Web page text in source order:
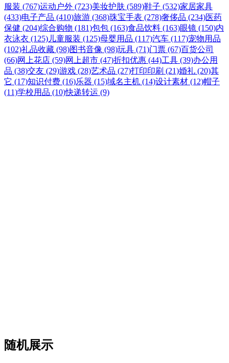
服装 (767)运动户外 (723)美妆护肤 (589)鞋子 (532)家居家具
(433)电子产品 (410)旅游 (368)珠宝手表 (278)奢侈品 (234)医药
保健 (204)综合购物 (181)包包 (163)食品饮料 (163)眼镜 (150)内
衣泳衣 (125) 儿童服装 (125)母婴用品 (117)汽车 (117)宠物用品
(102)礼品收藏 (98)图书音像 (98)玩具 (71)门票 (67)百货公司
(66)网上花店 (59)网上超市 (47)折扣优惠 (44)工具 (39)办公用
品 (38)交友 (29)游戏 (28)艺术品 (27)打印印刷 (21)婚礼 (20)其
它 (17)知识付费 (16)乐器 (15)域名主机 (14)设计素材 (12)帽子
(11)学校用品 (10)快递转运 (9)
随机展示